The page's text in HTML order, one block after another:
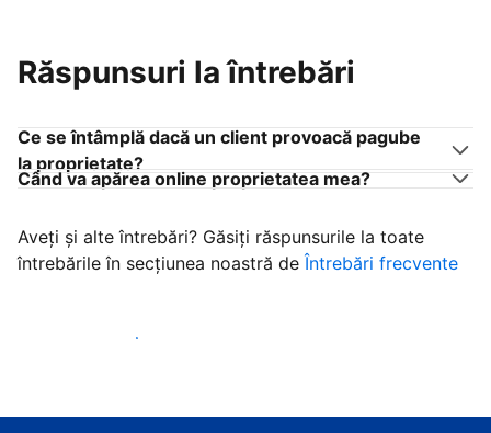
Răspunsuri la întrebări
Ce se întâmplă dacă un client provoacă pagube
la proprietate?
Când va apărea online proprietatea mea?
Aveți și alte întrebări? Găsiți răspunsurile la toate
întrebările în secțiunea noastră deÎntrebări frecvente
Începeţi să primiţi clienţi